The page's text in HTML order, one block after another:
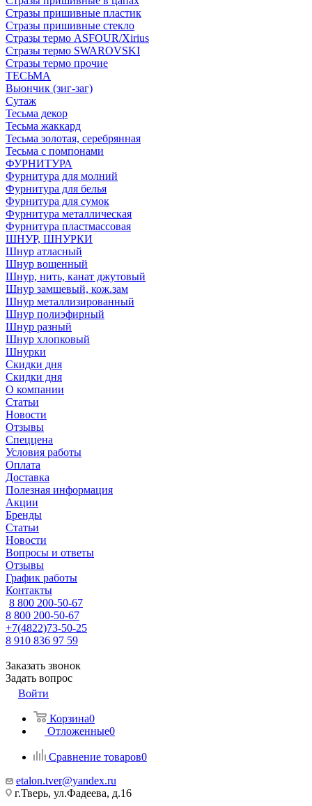
Стразы пришивные пластик
Стразы пришивные стекло
Стразы термо ASFOUR/Xirius
Стразы термо SWAROVSKI
Стразы термо прочие
ТЕСЬМА
Вьюнчик (зиг-заг)
Сутаж
Тесьма декор
Тесьма жаккард
Тесьма золотая, серебрянная
Тесьма с помпонами
ФУРНИТУРА
Фурнитура для молний
Фурнитура для белья
Фурнитура для сумок
Фурнитура металлическая
Фурнитура пластмассовая
ШНУР, ШНУРКИ
Шнур атласный
Шнур вощенный
Шнур, нить, канат джутовый
Шнур замшевый, кож.зам
Шнур металлизированный
Шнур полиэфирный
Шнур разный
Шнур хлопковый
Шнурки
Скидки дня
Скидки дня
О компании
Статьи
Новости
Отзывы
Спеццена
Условия работы
Оплата
Доставка
Полезная информация
Акции
Бренды
Статьи
Новости
Вопросы и ответы
Отзывы
График работы
Контакты
8 800 200-50-67
8 800 200-50-67
+7(4822)73-50-25
8 910 836 97 59
Заказать звонок
Задать вопрос
Войти
Корзина0
Отложенные0
Сравнение товаров0
etalon.tver@yandex.ru
г.Тверь, ул.Фадеева, д.16